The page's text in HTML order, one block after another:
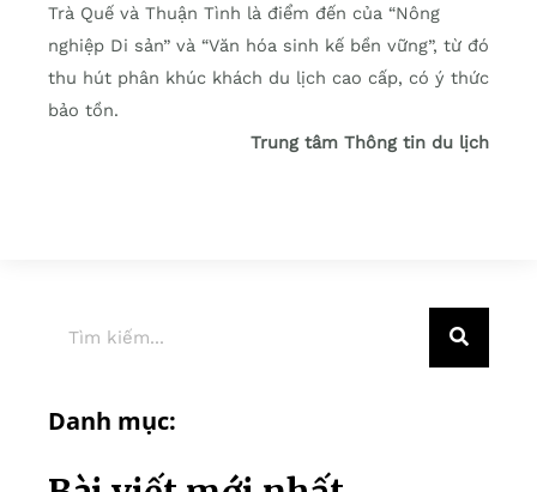
Trà Quế và Thuận Tình là điểm đến của “Nông
nghiệp Di sản” và “Văn hóa sinh kế bền vững”, từ đó
thu hút phân khúc khách du lịch cao cấp, có ý thức
bảo tồn.
Trung tâm Thông tin du lịch
Danh mục: